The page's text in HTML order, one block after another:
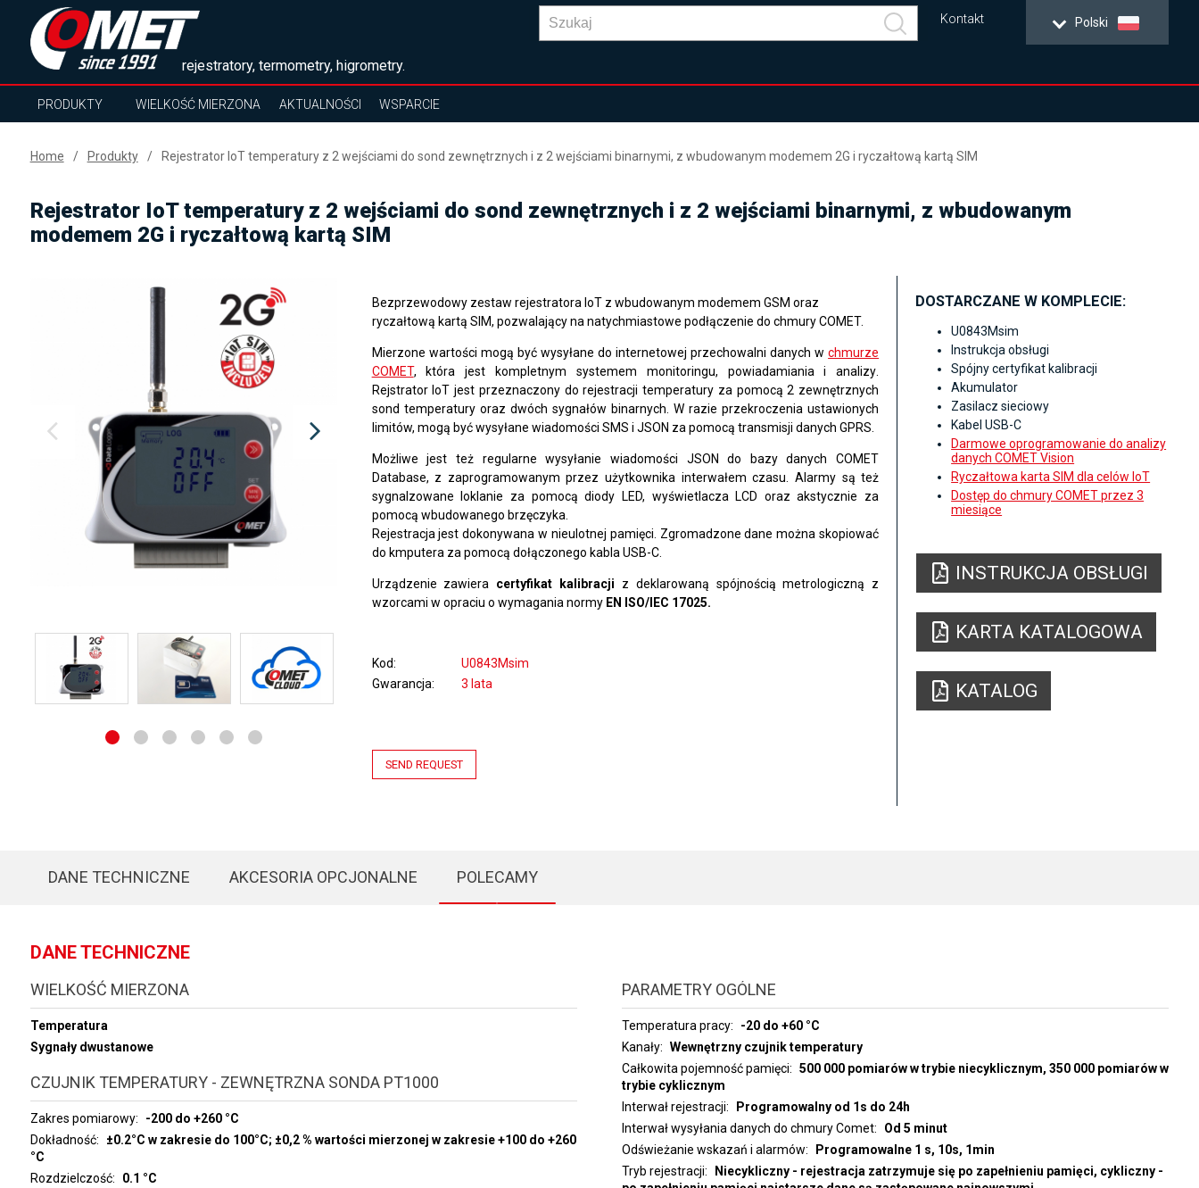
rejestratory, termometry, higrometry.
Polski
Kontakt
PRODUKTY WIELKOŚĆ MIERZONA AKTUALNOŚCI WSPARCIE
Home Produkty Rejestrator IoT temperatury z 2 wejściami do sond zewnętrznych i z 2 wejściami binarnymi, z wbudowanym modemem 2G i ryczałtową kartą SIM
Rejestrator IoT temperatury z 2 wejściami do sond zewnętrznych i z 2 wejściami binarnymi, z wbudowanym
modemem 2G i ryczałtową kartą SIM
Bezprzewodowy zestaw rejestratora IoT z wbudowanym modemem GSM oraz
ryczałtową kartą SIM, pozwalający na natychmiastowe podłączenie do chmury COMET.
Mierzone wartości mogą być wysyłane do internetowej przechowalni danych wchmurze
COMET, która jest kompletnym systemem monitoringu, powiadamiania i analizy
Rejstrator IoT jest przeznaczony do rejestracji temperatury za pomocą 2 zewnętrznych
sond temperatury oraz dwóch sygnałów binarnych. W razie przekroczenia ustawionych
limitów, mogą być wysyłane wiadomości SMS i JSON za pomocą transmisji danych GPRS.
Możliwe jest też regularne wysyłanie wiadomości JSON do bazy danych COMET
Database, z zaprogramowanym przez użytkownika interwałem czasu. Alarmy są też
sygnalzowane loklanie za pomocą diody LED, wyświetlacza LCD oraz akstycznie za
pomocą wbudowanego brzęczyka.
Rejestracja jest dokonywana w nieulotnej pamięci. Zgromadzone dane można skopiować
do kmputera za pomocą dołączonego kabla USB-C.
Urządzenie zawiera certyfikat kalibracji z deklarowaną spójnością metrologiczną z
wzorcami w opraciu o wymagania normy EN ISO/IEC 17025.
Kod
U0843Msim
Gwarancja
3 lata
SEND REQUEST
DOSTARCZANE W KOMPLECIE:
U0843Msim
Instrukcja obsługi
Spójny certyfikat kalibracji
Akumulator
Zasilacz sieciowy
Kabel USB-C
Darmowe oprogramowanie do analizy
danych COMET Vision
Ryczałtowa karta SIM dla celów IoT
Dostęp do chmury COMET przez 3
miesiące
INSTRUKCJA OBSŁUGI
KARTA KATALOGOWA
KATALOG
DANE TECHNICZNE AKCESORIA OPCJONALNE POLECAMY
DANE TECHNICZNE
WIELKOŚĆ MIERZONA
Temperatura
Sygnały dwustanowe
CZUJNIK TEMPERATURY - ZEWNĘTRZNA SONDA PT1000
Zakres pomiarowy
-200 do +260 °C
Dokładność
±0.2°C w zakresie do 100°C; ±0,2 % wartości mierzonej w zakresie +100 do +260
°C
Rozdzielczość
0.1 °C
PARAMETRY OGÓLNE
Temperatura pracy
-20 do +60 °C
Kanały
Wewnętrzny czujnik temperatury
Całkowita pojemność pamięci
500 000 pomiarów w trybie niecyklicznym, 350 000 pomiarów w
trybie cyklicznym
Interwał rejestracji
Programowalny od 1s do 24h
Interwał wysyłania danych do chmury Comet
Od 5 minut
Odświeżanie wskazań i alarmów
Programowalne 1 s, 10s, 1min
Tryb rejestracji
Niecykliczny - rejestracja zatrzymuje się po zapełnieniu pamięci, cykliczny -